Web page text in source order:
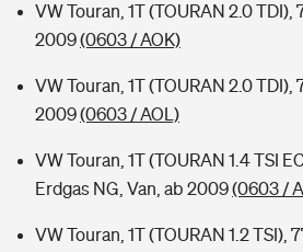
VW Touran, 1T (TOURAN 2.0 TDI),
2009(0603 / AOK)
VW Touran, 1T (TOURAN 2.0 TDI),
2009(0603 / AOL)
VW Touran, 1T (TOURAN 1.4 TSI
Erdgas NG, Van, ab 2009(0603 /
VW Touran, 1T (TOURAN 1.2 TSI),